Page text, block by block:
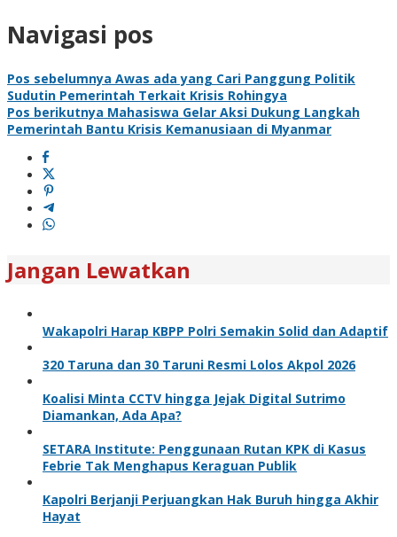
Navigasi pos
Pos sebelumnya Awas ada yang Cari Panggung Politik
Sudutin Pemerintah Terkait Krisis Rohingya
Pos berikutnya Mahasiswa Gelar Aksi Dukung Langkah
Pemerintah Bantu Krisis Kemanusiaan di Myanmar
Jangan Lewatkan
Wakapolri Harap KBPP Polri Semakin Solid dan Adaptif
320 Taruna dan 30 Taruni Resmi Lolos Akpol 2026
Koalisi Minta CCTV hingga Jejak Digital Sutrimo
Diamankan, Ada Apa?
SETARA Institute: Penggunaan Rutan KPK di Kasus
Febrie Tak Menghapus Keraguan Publik
Kapolri Berjanji Perjuangkan Hak Buruh hingga Akhir
Hayat